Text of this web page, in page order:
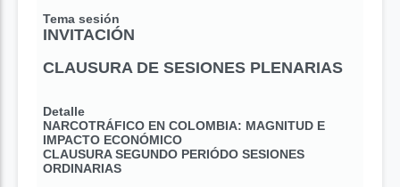
Tema sesión
INVITACIÓN
CLAUSURA DE SESIONES PLENARIAS
Detalle
NARCOTRÁFICO EN COLOMBIA: MAGNITUD E
IMPACTO ECONÓMICO
CLAUSURA SEGUNDO PERIÓDO SESIONES
ORDINARIAS